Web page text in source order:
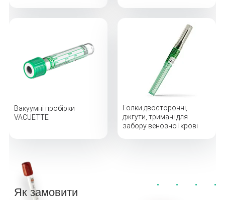
Вакуумні пробірки
VACUETTE
Голки двосторонні,
джгути, тримачі для
забору венозної крові
Як замовити